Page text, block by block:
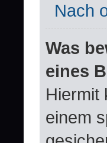
Nach
Was
eines
Hiermit
einem